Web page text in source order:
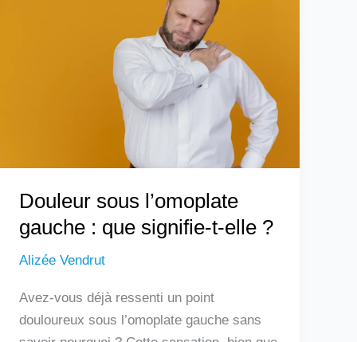
Douleur sous l’omoplate
gauche : que signifie-t-elle ?
Alizée Vendrut
Avez-vous déjà ressenti un point
douloureux sous l’omoplate gauche sans